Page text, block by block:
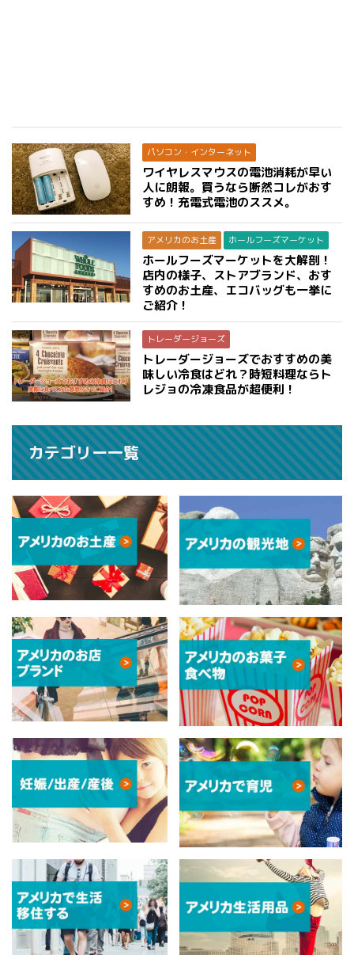
パソコン・インターネット
ワイヤレスマウスの電池消耗が早い
人に朗報。買うなら断然コレがおす
すめ！充電式電池のススメ。
アメリカのお土産 ホールフーズマーケット
ホールフーズマーケットを大解剖！
店内の様子、ストアブランド、おす
すめのお土産、エコバッグも一挙に
ご紹介！
トレーダージョーズ
トレーダージョーズでおすすめの美
味しい冷食はどれ？時短料理ならト
レジョの冷凍食品が超便利！
カテゴリー一覧